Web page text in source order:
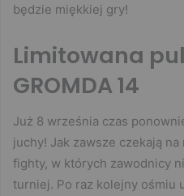
będzie miękkiej gry!
Limitowana
GROMDA 14
Już 8 września czas
juchy! Jak zawsze czekają
fighty, w których zawodnicy
turniej. Po raz kolejny ośmiu